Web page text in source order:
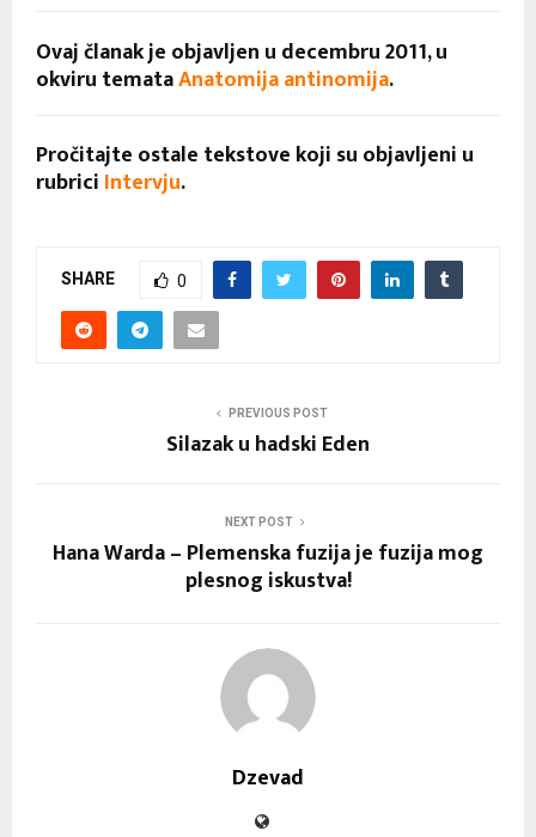
Ovaj članak je objavljen u decembru 2011, u
okviru temataAnatomija antinomija.
Pročitajte ostale tekstove koji su objavljeni u
rubrici Intervju.
SHARE 0
PREVIOUS POST
Silazak u hadski Eden
NEXT POST
Hana Warda – Plemenska fuzija je fuzija mog
plesnog iskustva!
Dzevad